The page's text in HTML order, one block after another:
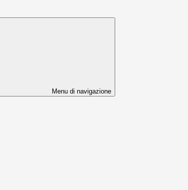
Menu di navigazione